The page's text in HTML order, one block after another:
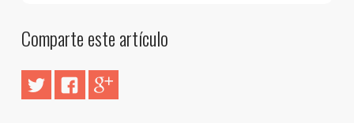
Comparte este artículo